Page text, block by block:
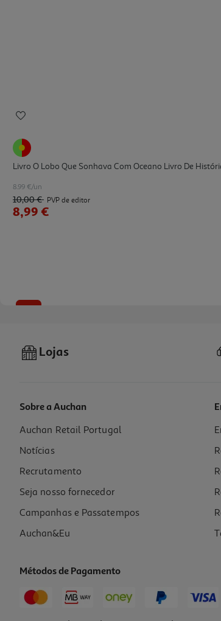
Livro O Lobo Que Sonhava Com Oceano Livro De
8.99 €/un
10,00 € PVP de editor
8,99 €
Livro Eu Quero Isso Já! De A.p. Hernández
10.71 €/un
10,71 €
-10%
Lojas
Sobre a Auchan
Auchan Retail Portugal
Notícias
Recrutamento
Seja nosso fornecedor
Campanhas e Passatempos
Auchan&Eu
Métodos de Pagamento